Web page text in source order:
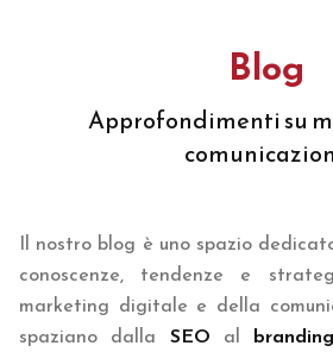
Blog
Approfondimenti su
Il nostro blog è uno spazio
conoscenze, tendenze e
marketing digitale e della
spaziano dalla SEO al